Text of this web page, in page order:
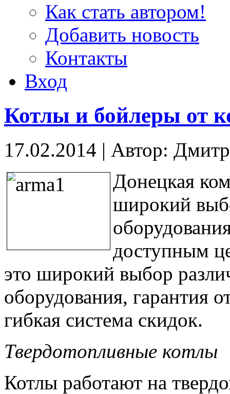
Как стать автором!
Добавить новость
Контакты
Вход
Котлы и бойлеры от
17.02.2014 | Автор:
Донецкая
широкий
доступным
это широкий выбор
оборудования, гарантия
гибкая система скидок.
Твердотопливные котлы
Котлы работают на